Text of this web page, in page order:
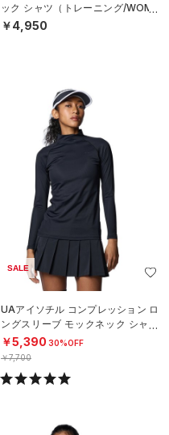
ック シャツ（トレーニング/WOME
N）
￥4,950
SALE
UAアイソチル コンプレッション ロ
ングスリーブ モックネック シャツ
（ゴルフ/WOMEN）
￥5,390 30%OFF
￥7,700